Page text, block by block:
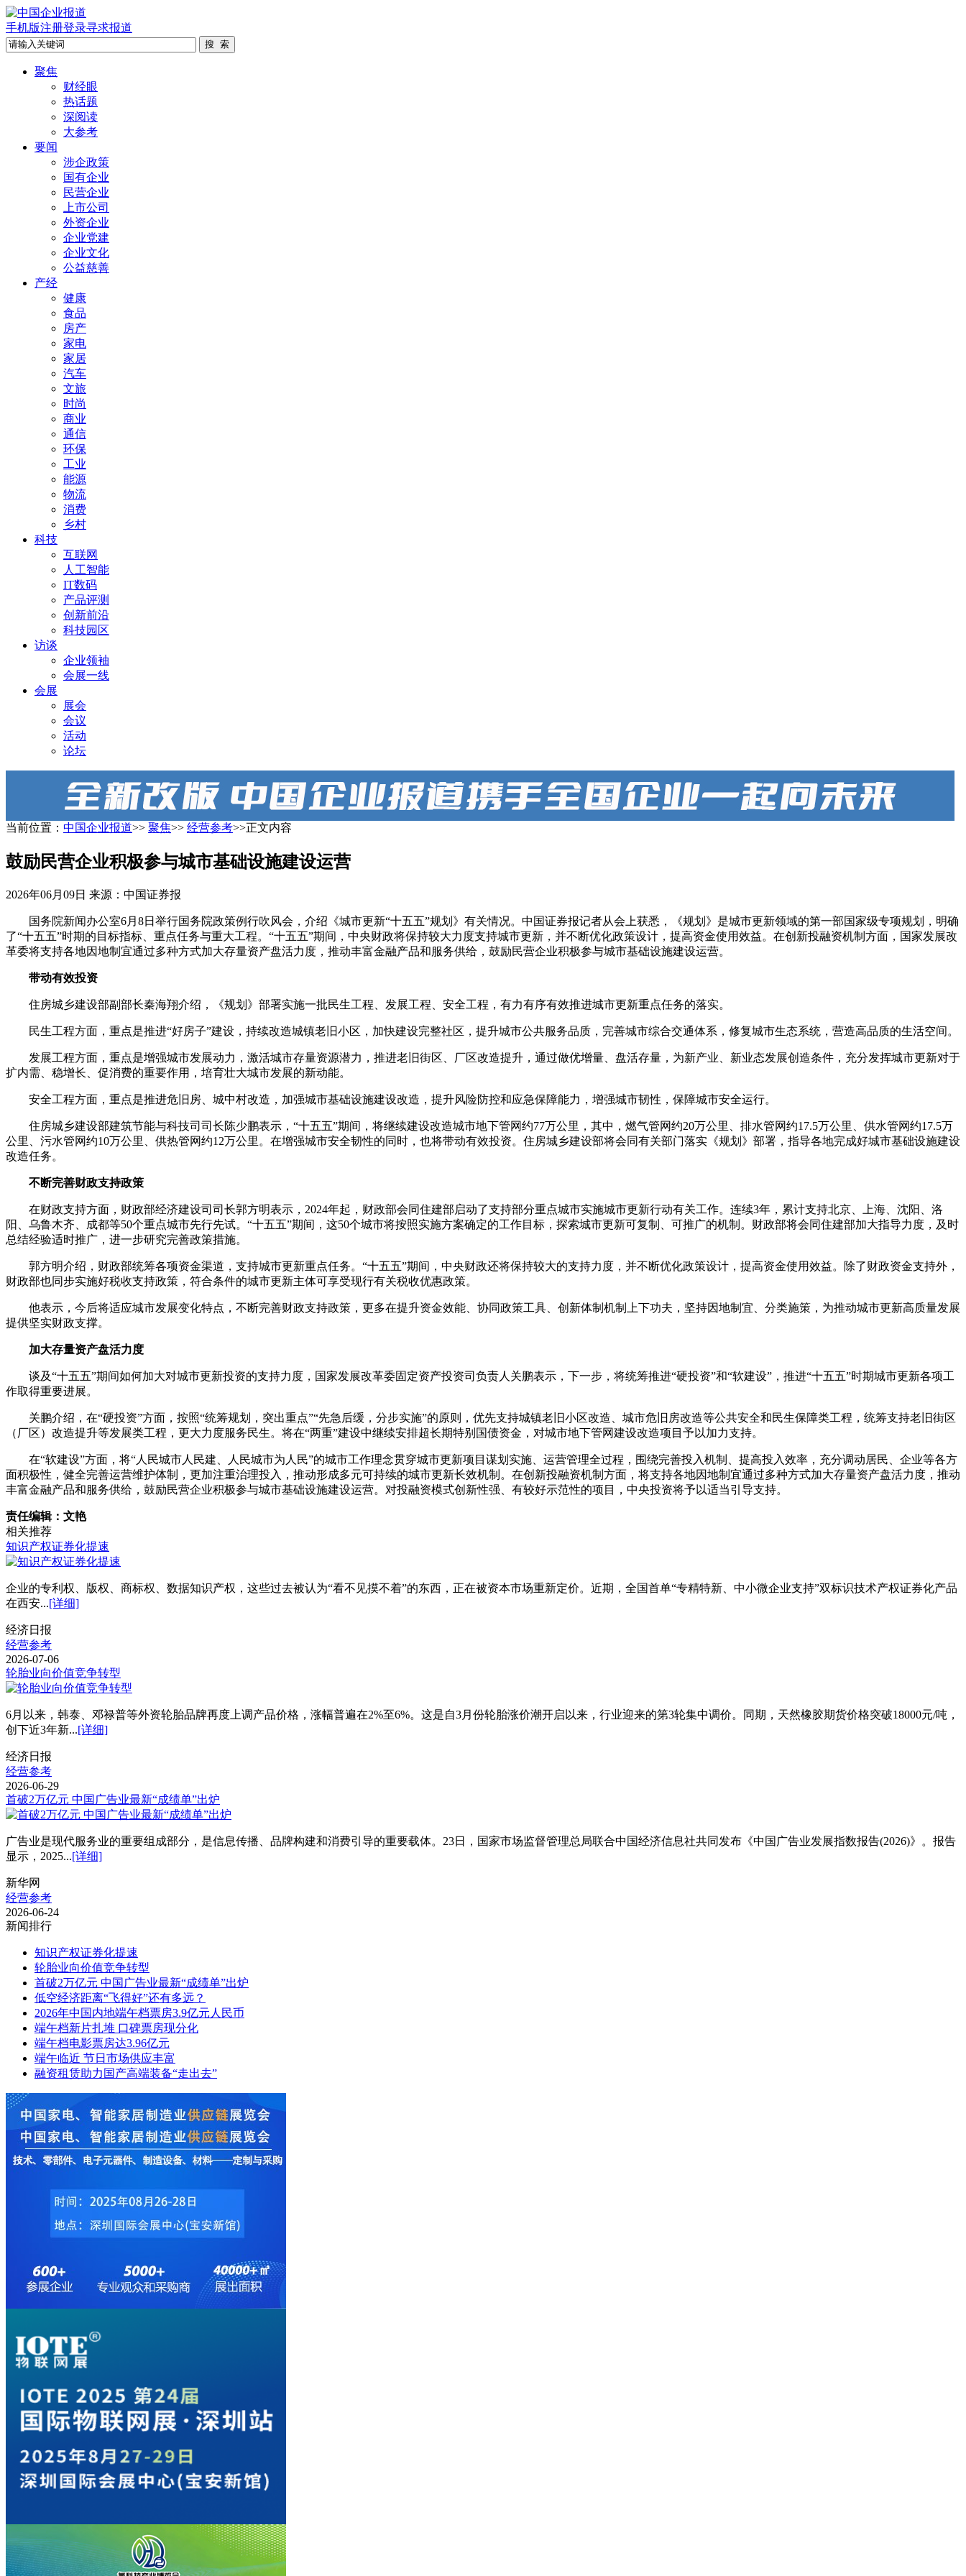
手机版注册登录寻求报道
聚焦
财经眼
热话题
深阅读
大参考
要闻
涉企政策
国有企业
民营企业
上市公司
外资企业
企业党建
企业文化
公益慈善
产经
健康
食品
房产
家电
家居
汽车
文旅
时尚
商业
通信
环保
工业
能源
物流
消费
乡村
科技
互联网
人工智能
IT数码
产品评测
创新前沿
科技园区
访谈
企业领袖
会展一线
会展
展会
会议
活动
论坛
当前位置： 中国企业报道>> 聚焦>> 经营参考>>正文内容
鼓励民营企业积极参与城市基础设施建设运营
2026年06月09日 来源：中国证券报
国务院新闻办公室6月8日举行国务院政策例行吹风会，介绍《城市更新“十五五”规划》有关情况。中国证券报记者从会上获悉，《规划》是城市更新领域的第一部国家级专项规划，明确
了“十五五”时期的目标指标、重点任务与重大工程。“十五五”期间，中央财政将保持较大力度支持城市更新，并不断优化政策设计，提高资金使用效益。在创新投融资机制方面，国家发展改
革委将支持各地因地制宜通过多种方式加大存量资产盘活力度，推动丰富金融产品和服务供给，鼓励民营企业积极参与城市基础设施建设运营。
带动有效投资
住房城乡建设部副部长秦海翔介绍，《规划》部署实施一批民生工程、发展工程、安全工程，有力有序有效推进城市更新重点任务的落实。
民生工程方面，重点是推进“好房子”建设，持续改造城镇老旧小区，加快建设完整社区，提升城市公共服务品质，完善城市综合交通体系，修复城市生态系统，营造高品质的生活空间。
发展工程方面，重点是增强城市发展动力，激活城市存量资源潜力，推进老旧街区、厂区改造提升，通过做优增量、盘活存量，为新产业、新业态发展创造条件，充分发挥城市更新对于
扩内需、稳增长、促消费的重要作用，培育壮大城市发展的新动能。
安全工程方面，重点是推进危旧房、城中村改造，加强城市基础设施建设改造，提升风险防控和应急保障能力，增强城市韧性，保障城市安全运行。
住房城乡建设部建筑节能与科技司司长陈少鹏表示，“十五五”期间，将继续建设改造城市地下管网约77万公里，其中，燃气管网约20万公里、排水管网约17.5万公里、供水管网约17.5万
公里、污水管网约10万公里、供热管网约12万公里。在增强城市安全韧性的同时，也将带动有效投资。住房城乡建设部将会同有关部门落实《规划》部署，指导各地完成好城市基础设施建设
改造任务。
不断完善财政支持政策
在财政支持方面，财政部经济建设司司长郭方明表示，2024年起，财政部会同住建部启动了支持部分重点城市实施城市更新行动有关工作。连续3年，累计支持北京、上海、沈阳、洛
阳、乌鲁木齐、成都等50个重点城市先行先试。“十五五”期间，这50个城市将按照实施方案确定的工作目标，探索城市更新可复制、可推广的机制。财政部将会同住建部加大指导力度，及时
总结经验适时推广，进一步研究完善政策措施。
郭方明介绍，财政部统筹各项资金渠道，支持城市更新重点任务。“十五五”期间，中央财政还将保持较大的支持力度，并不断优化政策设计，提高资金使用效益。除了财政资金支持外，
财政部也同步实施好税收支持政策，符合条件的城市更新主体可享受现行有关税收优惠政策。
他表示，今后将适应城市发展变化特点，不断完善财政支持政策，更多在提升资金效能、协同政策工具、创新体制机制上下功夫，坚持因地制宜、分类施策，为推动城市更新高质量发展
提供坚实财政支撑。
加大存量资产盘活力度
谈及“十五五”期间如何加大对城市更新投资的支持力度，国家发展改革委固定资产投资司负责人关鹏表示，下一步，将统筹推进“硬投资”和“软建设”，推进“十五五”时期城市更新各项工
作取得重要进展。
关鹏介绍，在“硬投资”方面，按照“统筹规划，突出重点”“先急后缓，分步实施”的原则，优先支持城镇老旧小区改造、城市危旧房改造等公共安全和民生保障类工程，统筹支持老旧街区
（厂区）改造提升等发展类工程，更大力度服务民生。将在“两重”建设中继续安排超长期特别国债资金，对城市地下管网建设改造项目予以加力支持。
在“软建设”方面，将“人民城市人民建、人民城市为人民”的城市工作理念贯穿城市更新项目谋划实施、运营管理全过程，围绕完善投入机制、提高投入效率，充分调动居民、企业等各方
面积极性，健全完善运营维护体制，更加注重治理投入，推动形成多元可持续的城市更新长效机制。在创新投融资机制方面，将支持各地因地制宜通过多种方式加大存量资产盘活力度，推动
丰富金融产品和服务供给，鼓励民营企业积极参与城市基础设施建设运营。对投融资模式创新性强、有较好示范性的项目，中央投资将予以适当引导支持。
责任编辑：文艳
相关推荐
知识产权证券化提速
企业的专利权、版权、商标权、数据知识产权，这些过去被认为“看不见摸不着”的东西，正在被资本市场重新定价。近期，全国首单“专精特新、中小微企业支持”双标识技术产权证券化产品
在西安...[详细]
经济日报
经营参考
2026-07-06
轮胎业向价值竞争转型
6月以来，韩泰、邓禄普等外资轮胎品牌再度上调产品价格，涨幅普遍在2%至6%。这是自3月份轮胎涨价潮开启以来，行业迎来的第3轮集中调价。同期，天然橡胶期货价格突破18000元/吨，
创下近3年新...[详细]
经济日报
经营参考
2026-06-29
首破2万亿元 中国广告业最新“成绩单”出炉
广告业是现代服务业的重要组成部分，是信息传播、品牌构建和消费引导的重要载体。23日，国家市场监督管理总局联合中国经济信息社共同发布《中国广告业发展指数报告(2026)》。报告
显示，2025...[详细]
新华网
经营参考
2026-06-24
新闻排行
知识产权证券化提速
轮胎业向价值竞争转型
首破2万亿元 中国广告业最新“成绩单”出炉
低空经济距离“飞得好”还有多远？
2026年中国内地端午档票房3.9亿元人民币
端午档新片扎堆 口碑票房现分化
端午档电影票房达3.96亿元
端午临近 节日市场供应丰富
融资租赁助力国产高端装备“走出去”